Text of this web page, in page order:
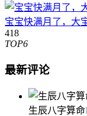
宝宝快满月了，大
418
TOP6
最新评论
生辰八字算命